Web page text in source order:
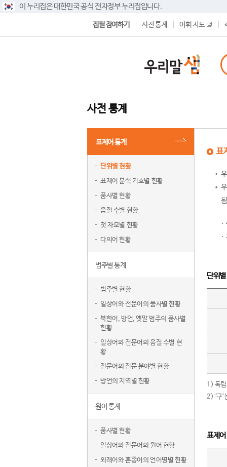
이 누리집은 대한민국 공식 전자정부 누리집입니다.
집필 참여하기 사전 통계 어휘 지도
사전 통계
표제어 통계
단위별 현황
표제어 분석 기호별 현황
품사별 현황
음절 수별 현황
첫 자모별 현황
다의어 현황
범주별 통계
범주별 현황
일상어와 전문어의 품사별 현황
북한어, 방언, 옛말 범주의 품사별
현황
일상어와 전문어의 음절 수별 현
황
전문어의 전문 분야별 현황
방언의 지역별 현황
원어 통계
품사별 현황
일상어와 전문어의 원어 현황
외래어와 혼종어의 언어명별 현황
표
단위
1) 독립
2) ‘구
표제